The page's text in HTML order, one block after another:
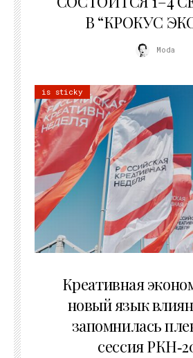
В “КРОКУС
Moda
is sticky
Креативная
новый язык
запомнилась
сессия